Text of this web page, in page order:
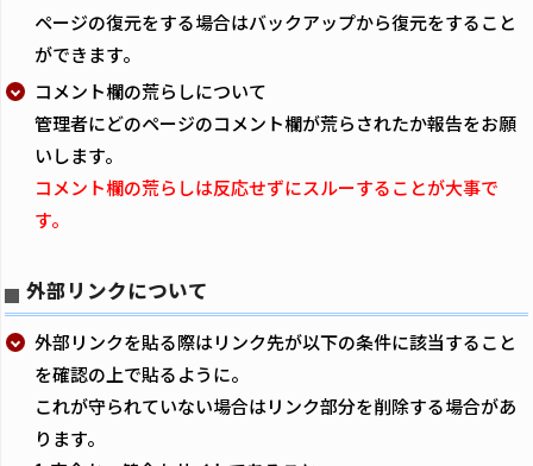
ページの復元をする場合はバックアップから復元をすること
ができます。
コメント欄の荒らしについて
管理者にどのページのコメント欄が荒らされたか報告をお願
いします。
コメント欄の荒らしは反応せずにスルーすることが大事で
す。
外部リンクについて
外部リンクを貼る際はリンク先が以下の条件に該当すること
を確認の上で貼るように。
これが守られていない場合はリンク部分を削除する場合があ
ります。